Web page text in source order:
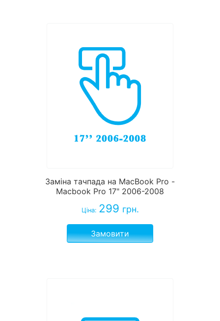
Заміна тачпада на MacBook Pro -
Macbook Pro 17" 2006-2008
Ціна: 299 грн.
Замовити